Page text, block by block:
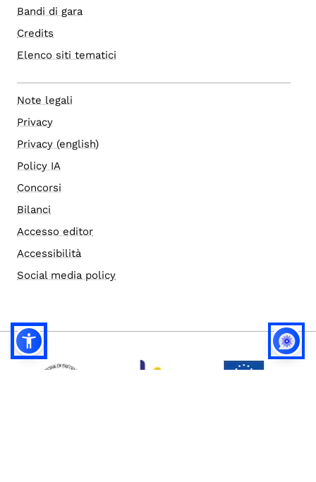
Bandi di gara
Credits
Elenco siti tematici
Note legali
Privacy
Privacy (english)
Policy IA
Concorsi
Bilanci
Accesso editor
Accessibilità
Social media policy